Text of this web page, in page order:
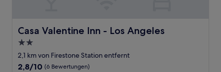
Casa Valentine Inn - Los Angeles
Casa Valentine Inn - Los Angeles
2.0-
Sterne-
Unterkunft
2,1 km von Firestone Station entfernt
2.8
2,8/10 (6 Bewertungen)